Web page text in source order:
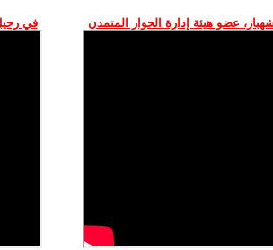
عضو هيئة إدارة الحوار المتمدن في